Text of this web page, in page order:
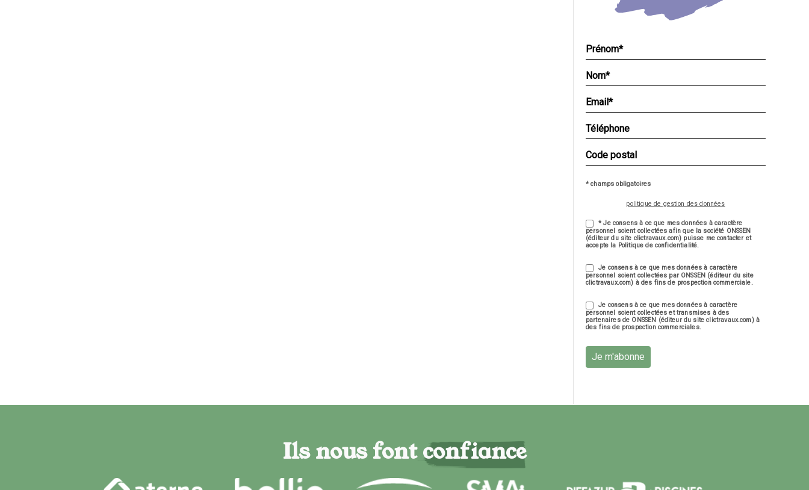
* champs obligatoires
politique de gestion des données
* Je consens à ce que mes données à caractère
personnel soient collectées afin que la société ONSSEN
(éditeur du site clictravaux.com) puisse me contacter et
accepte la Politique de confidentialité.
Je consens à ce que mes données à caractère
personnel soient collectées par ONSSEN (éditeur du site
clictravaux.com) à des fins de prospection commerciale.
Je consens à ce que mes données à caractère
personnel soient collectées et transmises à des
partenaires de ONSSEN (éditeur du site clictravaux.com) à
des fins de prospection commerciales.
Je m'abonne
Ils nous font confiance